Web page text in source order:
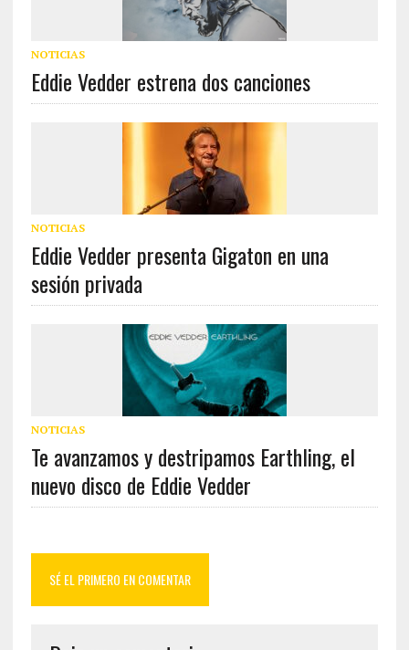
NOTICIAS
Eddie Vedder estrena dos canciones
NOTICIAS
Eddie Vedder presenta Gigaton en una
sesión privada
NOTICIAS
Te avanzamos y destripamos Earthling, el
nuevo disco de Eddie Vedder
SÉ EL PRIMERO EN COMENTAR